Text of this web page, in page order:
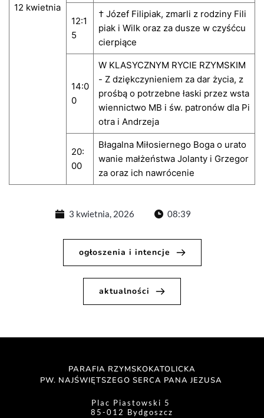
12 kwietnia
12:1
5
† Józef Filipiak, zmarli z rodziny Fili
piak i Wilk oraz za dusze w czyśćcu
cierpiące
14:0
0
W KLASYCZNYM RYCIE RZYMSKIM
- Z dziękczynieniem za dar życia, z
prośbą o potrzebne łaski przez wsta
wiennictwo MB i św. patronów dla Pi
otra i Andrzeja
20:
00
Błagalna Miłosiernego Boga o urato
wanie małżeństwa Jolanty i Grzegor
za oraz ich nawrócenie
3 kwietnia, 2026 08:39
ogłoszenia i intencje
aktualności
PARAFIA RZYMSKOKATOLICKA
PW. NAJŚWIĘTSZEGO SERCA PANA JEZUSA
Plac Piastowski 5
85-012 Bydgoszcz